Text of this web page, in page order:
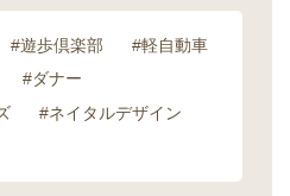
#遊歩倶楽部
#軽自動車
#ダナー
#ネイタルデザイン